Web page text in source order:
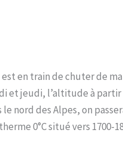
en train de chuter de
et jeudi, l’altitude à
nord des Alpes, on
0°C situé vers 1700-